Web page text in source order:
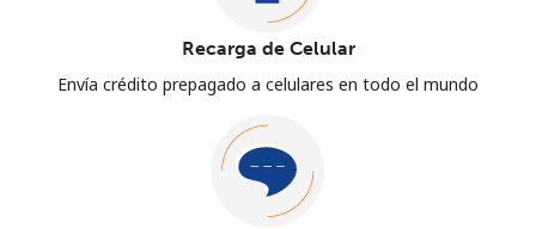
Recarga de Celular
Envía crédito prepagado a celulares en todo el mundo